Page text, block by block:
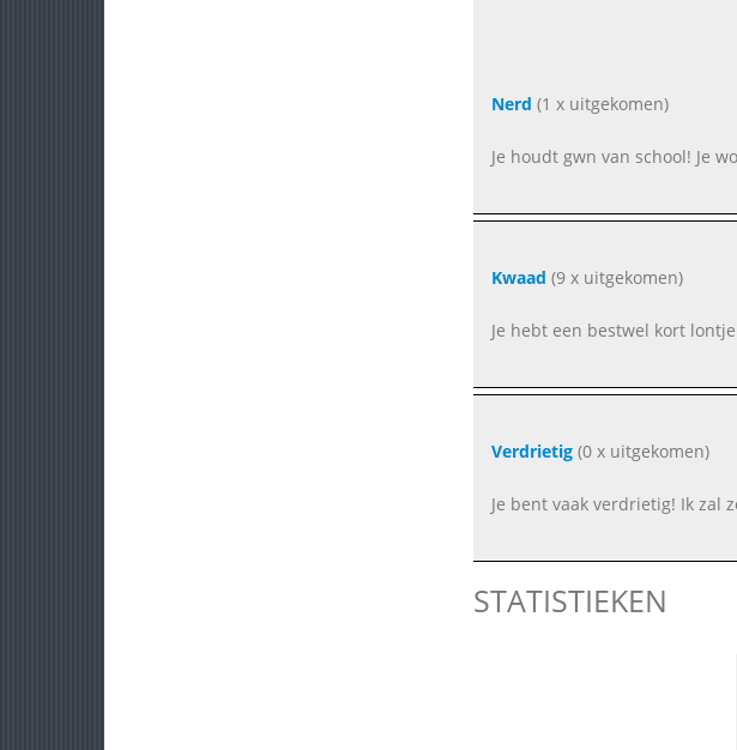
Nerd (1 x uitgekomen)
Je houdt gwn van school! Je
Kwaad (9 x uitgekomen)
Je hebt een bestwel kort
Verdrietig(0 x uitgekomen)
Je bent vaak verdrietig! Ik zal
STATISTIEKEN